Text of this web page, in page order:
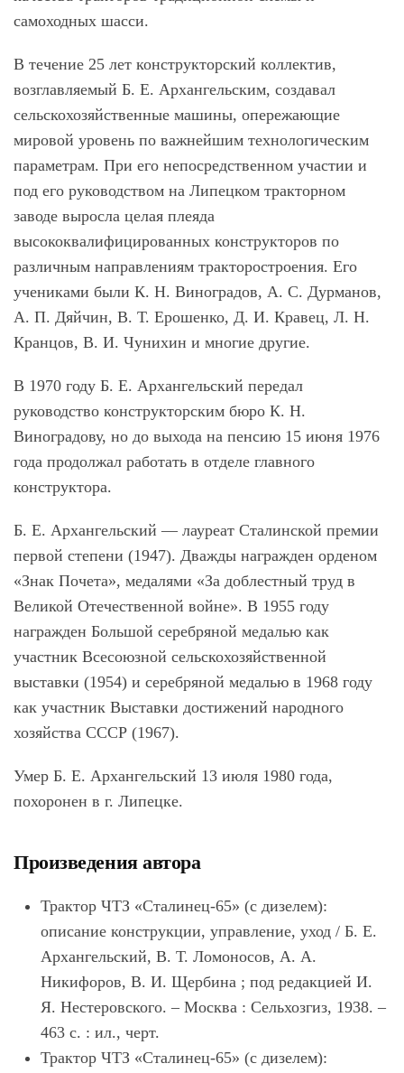
самоходных шасси.
В течение 25 лет конструкторский коллектив,
возглавляемый Б. Е. Архангельским, создавал
сельскохозяйственные машины, опережающие
мировой уровень по важнейшим технологическим
параметрам. При его непосредственном участии и
под его руководством на Липецком тракторном
заводе выросла целая плеяда
высококвалифицированных конструкторов по
различным направлениям тракторостроения. Его
учениками были К. Н. Виноградов, А. С. Дурманов,
А. П. Дяйчин, В. Т. Ерошенко, Д. И. Кравец, Л. Н.
Кранцов, В. И. Чунихин и многие другие.
В 1970 году Б. Е. Архангельский передал
руководство конструкторским бюро К. Н.
Виноградову, но до выхода на пенсию 15 июня 1976
года продолжал работать в отделе главного
конструктора.
Б. Е. Архангельский — лауреат Сталинской премии
первой степени (1947). Дважды награжден орденом
«Знак Почета», медалями «За доблестный труд в
Великой Отечественной войне». В 1955 году
награжден Большой серебряной медалью как
участник Всесоюзной сельскохозяйственной
выставки (1954) и серебряной медалью в 1968 году
как участник Выставки достижений народного
хозяйства СССР (1967).
Умер Б. Е. Архангельский 13 июля 1980 года,
похоронен в г. Липецке.
Произведения автора
Трактор ЧТЗ «Сталинец-65» (с дизелем):
описание конструкции, управление, уход / Б. Е.
Архангельский, В. Т. Ломоносов, А. А.
Никифоров, В. И. Щербина ; под редакцией И.
Я. Нестеровского. – Москва : Сельхозгиз, 1938. –
463 с. : ил., черт.
Трактор ЧТЗ «Сталинец-65» (с дизелем):